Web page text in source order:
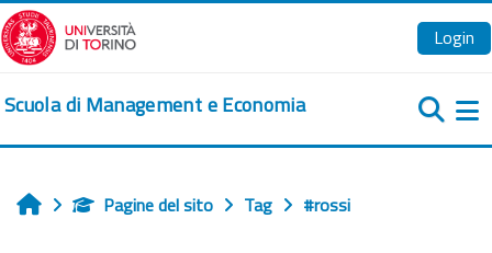
Vai al contenuto principale
Login
Scuola di Management e Economia
HomePagine del sito Tag #rossi